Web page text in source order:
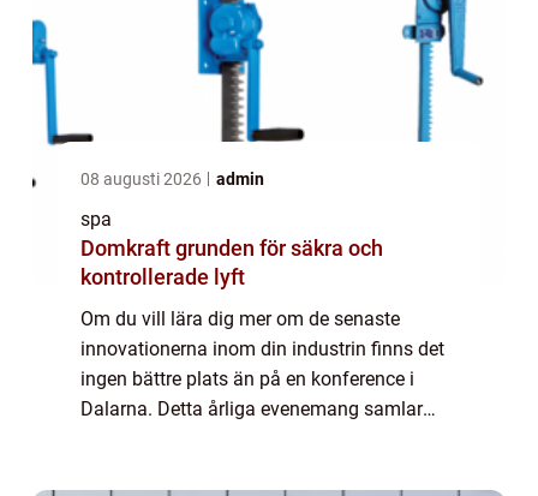
08 augusti 2026 admin
spa
Domkraft grunden för säkra och
kontrollerade lyft
Om du vill lära dig mer om de senaste
innovationerna inom din industrin finns det
ingen bättre plats än på en konference i
Dalarna. Detta årliga evenemang samlar